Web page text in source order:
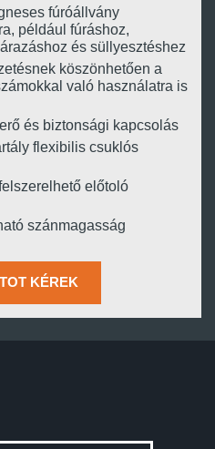
fúróállvány
például fúráshoz,
és süllyesztéshez
köszönhetően a
való használatra is
és biztonsági kapcsolás
flexibilis csuklós
előtoló
szánmagasság
KÉREK